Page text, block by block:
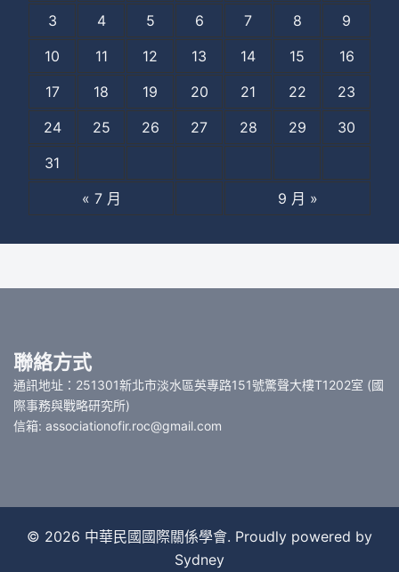
3
4 5 6 7 8
9
10
11 12 13 14 15
16
17
18 19 20 21 22
23
24
25 26 27 28 29
30
31
« 7 月
9 月 »
聯絡方式
通訊地址：251301新北市淡水區英專路151號驚聲大樓T1202室 (國
際事務與戰略研究所)
信箱: associationofir.roc@gmail.com
© 2026 中華民國國際關係學會. Proudly powered by
Sydney